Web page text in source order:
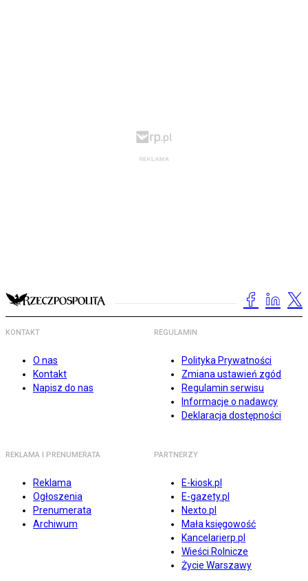
KONTAKT
O nas
Kontakt
Napisz do nas
REGULAMIN
Polityka Prywatności
Zmiana ustawień zgód
Regulamin serwisu
Informacje o nadawcy
Deklaracja dostępności
REKLAMA I PRENUMERATA
Reklama
Ogłoszenia
Prenumerata
Archiwum
PARTNERZY
E-kiosk.pl
E-gazety.pl
Nexto.pl
Mała księgowość
Kancelarierp.pl
Wieści Rolnicze
Życie Warszawy